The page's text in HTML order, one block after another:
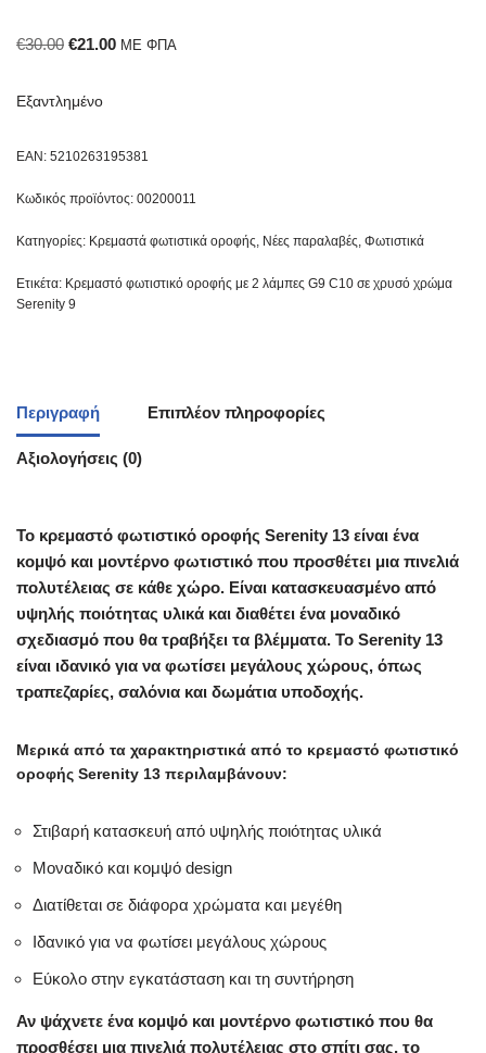
€30.00 €21.00 ΜΕ ΦΠΑ
Εξαντλημένο
EAN: 5210263195381
Κωδικός προϊόντος: 00200011
Κατηγορίες: Κρεμαστά φωτιστικά οροφής, Νέες παραλαβές, Φωτιστικά
Ετικέτα: Κρεμαστό φωτιστικό οροφής με 2 λάμπες G9 C10 σε χρυσό χρώμα
Serenity 9
Περιγραφή Επιπλέον πληροφορίες
Αξιολογήσεις (0)
Το κρεμαστό φωτιστικό οροφής Serenity 13 είναι ένα
κομψό και μοντέρνο φωτιστικό που προσθέτει μια πινελιά
πολυτέλειας σε κάθε χώρο. Είναι κατασκευασμένο από
υψηλής ποιότητας υλικά και διαθέτει ένα μοναδικό
σχεδιασμό που θα τραβήξει τα βλέμματα. Το Serenity 13
είναι ιδανικό για να φωτίσει μεγάλους χώρους, όπως
τραπεζαρίες, σαλόνια και δωμάτια υποδοχής.
Μερικά από τα χαρακτηριστικά από το κρεμαστό φωτιστικό
οροφής Serenity 13 περιλαμβάνουν:
Στιβαρή κατασκευή από υψηλής ποιότητας υλικά
Μοναδικό και κομψό design
Διατίθεται σε διάφορα χρώματα και μεγέθη
Ιδανικό για να φωτίσει μεγάλους χώρους
Εύκολο στην εγκατάσταση και τη συντήρηση
Αν ψάχνετε ένα κομψό και μοντέρνο φωτιστικό που θα
προσθέσει μια πινελιά πολυτέλειας στο σπίτι σας, το